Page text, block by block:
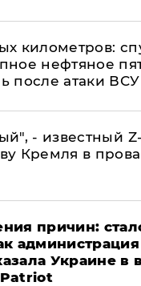
километров:
нефтяное
после атаки ВСУ
- известный
Кремля в
причин:
администрация
Украине в